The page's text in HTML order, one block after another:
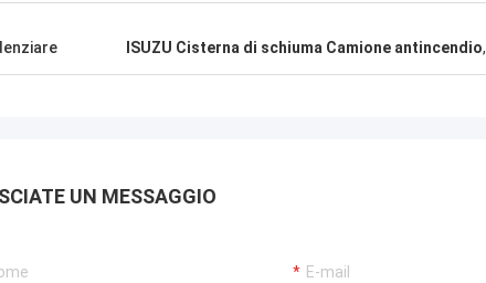
ISUZU Cisterna di schiuma Camione antincendio,
UN MESSAGGIO